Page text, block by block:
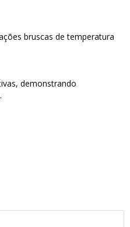
bruscas de temperatura
demonstrando